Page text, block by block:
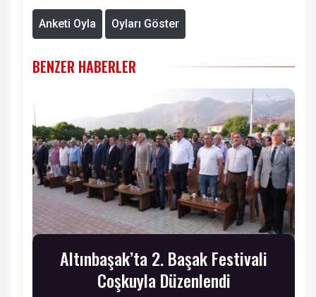
Anketi Oyla Oyları Göster
BENZER HABERLER
Altınbaşak’ta 2. Başak Festivali
Coşkuyla Düzenlendi